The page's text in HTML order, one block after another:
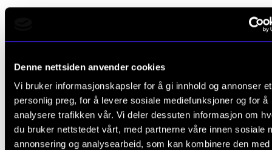
Denne nettsiden anvender cookies
Vi bruker informasjonskapsler for å gi innhold og annonser et
personlig preg, for å levere sosiale mediefunksjoner og for å
analysere trafikken vår. Vi deler dessuten informasjon om
du bruker nettstedet vårt, med partnerne våre innen sosiale
annonsering og analysearbeid, som kan kombinere den med
Kjære alle saman, fellesskap er noko vi treng
heile livet – ikkje minst som student.
det kan òg vere tøft. Mange flyttar heimanfrå for
gong, og skal bygge eit eiget liv. Kanskje må du
tid på å finne din veg. Men eg lovar deg, det er